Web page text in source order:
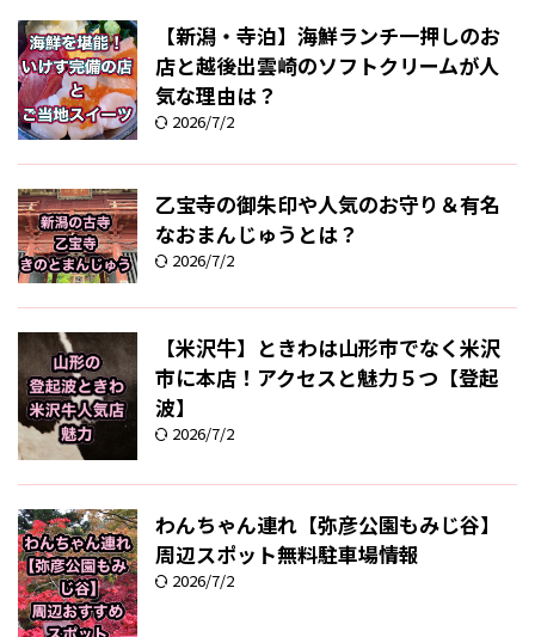
【新潟・寺泊】海鮮ランチ一押しのお
店と越後出雲崎のソフトクリームが人
気な理由は？
2026/7/2
乙宝寺の御朱印や人気のお守り＆有名
なおまんじゅうとは？
2026/7/2
【米沢牛】ときわは山形市でなく米沢
市に本店！アクセスと魅力５つ【登起
波】
2026/7/2
わんちゃん連れ【弥彦公園もみじ谷】
周辺スポット無料駐車場情報
2026/7/2